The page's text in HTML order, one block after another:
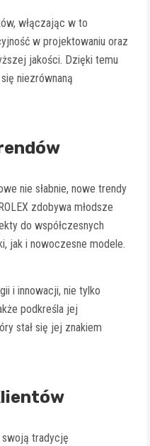
włączając w to
w projektowaniu oraz
jakości. Dzięki temu
niezrównaną
nie słabnie, nowe trendy
zdobywa młodsze
do współczesnych
jak i nowoczesne modele.
i innowacji, nie tylko
podkreśla jej
stał się jej znakiem
swoją tradycję